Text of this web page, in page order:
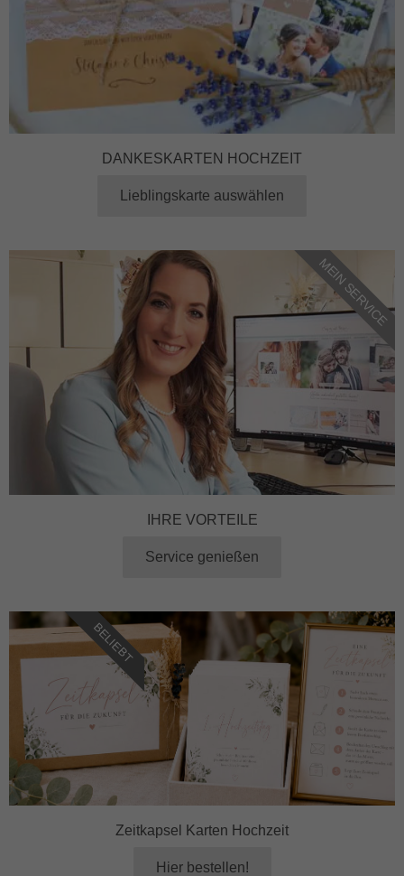
DANKESKARTEN HOCHZEIT
Lieblingskarte auswählen
IHRE VORTEILE
Service genießen
MEIN SERVICE
Zeitkapsel Karten Hochzeit
Hier bestellen!
BELIEBT